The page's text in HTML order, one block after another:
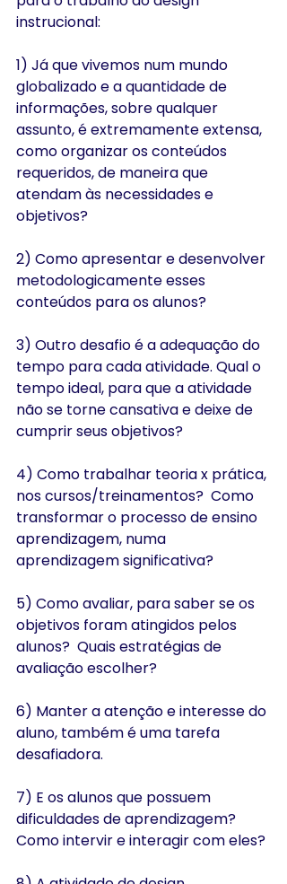
instrucional:
1) Já que vivemos num mundo
globalizado e a quantidade de
informações, sobre qualquer
assunto, é extremamente extensa,
como organizar os conteúdos
requeridos, de maneira que
atendam às necessidades e
objetivos?
2) Como apresentar e desenvolver
metodologicamente esses
conteúdos para os alunos?
3) Outro desafio é a adequação do
tempo para cada atividade. Qual o
tempo ideal, para que a atividade
não se torne cansativa e deixe de
cumprir seus objetivos?
4) Como trabalhar teoria x prática,
nos cursos/treinamentos?  Como
transformar o processo de ensino
aprendizagem, numa
aprendizagem significativa?
5) Como avaliar, para saber se os
objetivos foram atingidos pelos
alunos?  Quais estratégias de
avaliação escolher?
6) Manter a atenção e interesse do
aluno, também é uma tarefa
desafiadora.
7) E os alunos que possuem
dificuldades de aprendizagem?
Como intervir e interagir com eles?